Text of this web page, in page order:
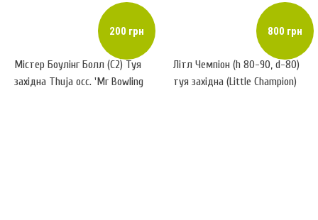
200 грн
Містер Боулінг Болл (С2) Туя
західна Thuja occ. 'Mr Bowling
800 грн
Літл Чемпіон (h 80-90, d-80)
туя західна (Little Champion)